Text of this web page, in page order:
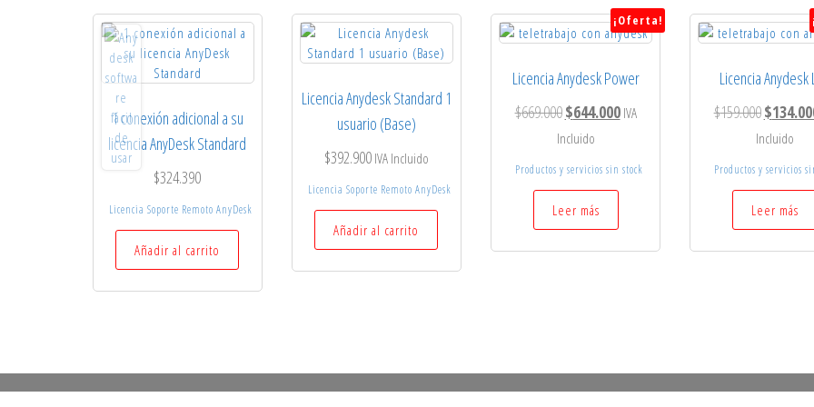
1 conexión adicional a su
licencia AnyDesk Standard
$324.390
Licencia Soporte Remoto AnyDesk
Añadir al carrito
Licencia Anydesk Standard 1
usuario (Base)
$392.900 IVA Incluido
Licencia Soporte Remoto AnyDesk
Añadir al carrito
¡Oferta!
Licencia Anydesk Power
$669.000El
precio
original
era:
$669.000.
$644.000El
actual
IVA
Incluido
Productos y servicios sin stock
Leer más
Licencia Anydesk
$159.000El
precio
original
era:
$159.000.
$
Incluido
Productos y servicios
Leer más
2026 seguridadlatam.com